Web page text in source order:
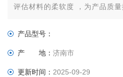
评估材料的柔软度 ，为产品质
产品型号：
产 地：济南市
更新时间：2025-09-29